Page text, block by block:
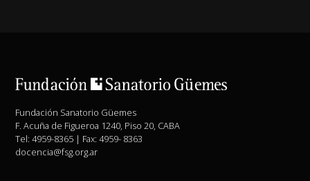
Fundación Sanatorio Güemes
F. Acuña de Figueroa 1240, Piso 20, CABA
Tel: 4959-8365 | Fax: 4959- 8363
docencia@fsg.org.ar